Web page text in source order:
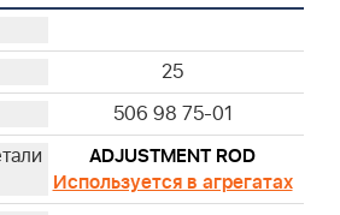
25
506 98 75-01
ADJUSTMENT ROD
Используется в агрегатах